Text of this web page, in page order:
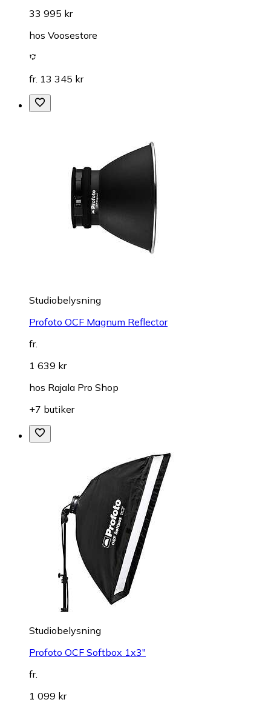
33 995 kr
hos Voosestore
fr. 13 345 kr
Studiobelysning
Profoto OCF Magnum Reflector
fr.
1 639 kr
hos Rajala Pro Shop
+7 butiker
Studiobelysning
Profoto OCF Softbox 1x3"
fr.
1 099 kr